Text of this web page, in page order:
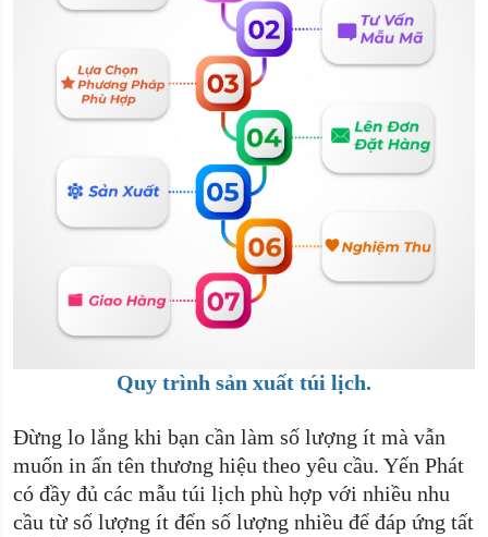
Quy trình sản xuất túi lịch.
Đừng lo lắng khi bạn cần làm số lượng ít mà vẫn
muốn in ấn tên thương hiệu theo yêu cầu. Yến Phát
có đầy đủ các mẫu túi lịch phù hợp với nhiều nhu
cầu từ số lượng ít đến số lượng nhiều để đáp ứng tất